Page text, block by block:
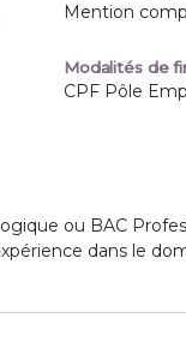
Mention
Modalités de
CPF Pôle
ou BAC
dans le